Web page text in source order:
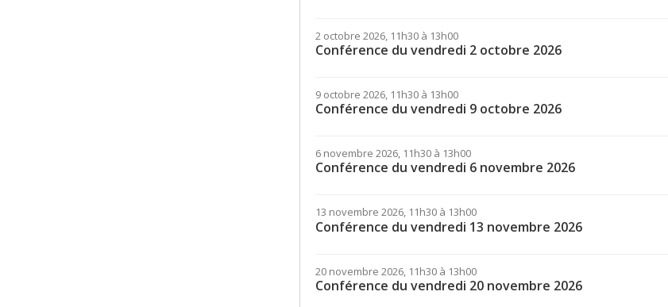
2 octobre 2026, 11h30 à 13h00
Conférence du vendredi 2 octobre 2026
9 octobre 2026, 11h30 à 13h00
Conférence du vendredi 9 octobre 2026
6 novembre 2026, 11h30 à 13h00
Conférence du vendredi 6 novembre 2026
13 novembre 2026, 11h30 à 13h00
Conférence du vendredi 13 novembre 2026
20 novembre 2026, 11h30 à 13h00
Conférence du vendredi 20 novembre 2026